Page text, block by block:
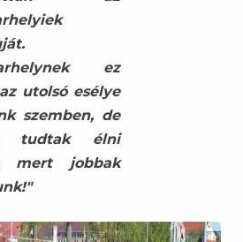
ez
utolsó esélye
szemben, de
tudtak élni
mert jobbak